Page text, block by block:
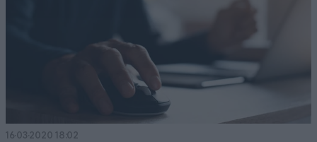
16·03·2020 18:02